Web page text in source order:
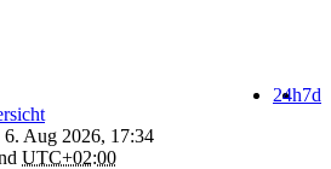
7d
24h
Aug 2026, 17:34
UTC+02:00